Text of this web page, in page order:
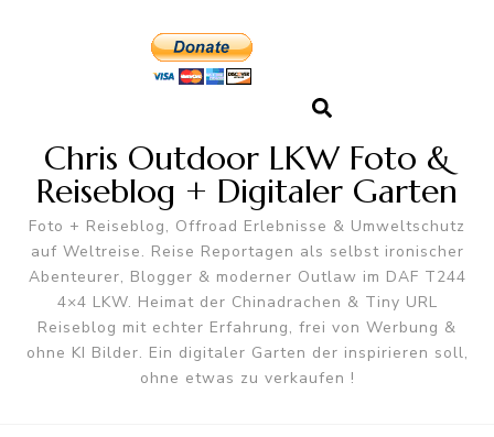
Chris Outdoor LKW Foto &
Reiseblog + Digitaler Garten
Foto + Reiseblog, Offroad Erlebnisse & Umweltschutz
auf Weltreise. Reise Reportagen als selbst ironischer
Abenteurer, Blogger & moderner Outlaw im DAF T244
4×4 LKW. Heimat der Chinadrachen & Tiny URL
Reiseblog mit echter Erfahrung, frei von Werbung &
ohne KI Bilder. Ein digitaler Garten der inspirieren soll,
ohne etwas zu verkaufen !